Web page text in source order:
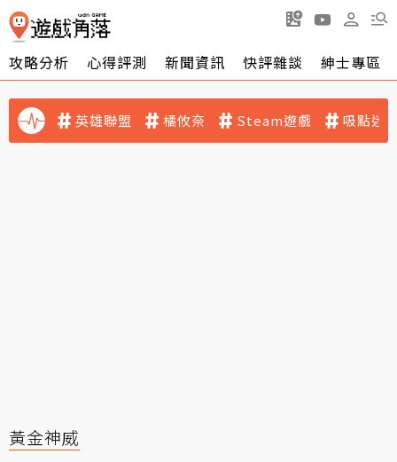
攻略分析 心得評測 新聞資訊 快評雜談 紳士專區
英雄聯盟 橘攸奈 Steam遊戲 吸點迷
黃金神威